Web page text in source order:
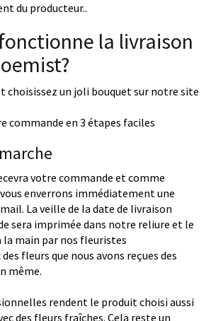
du producteur..
la livraison
choisissez un joli bouquet sur notre site
commande en 3 étapes faciles
votre commande et comme
enverrons immédiatement une
La veille de la date de livraison
sera imprimée dans notre reliure et le
la main par nos fleuristes
fleurs que nous avons reçues des
même.
rendent le produit choisi aussi
des fleurs fraîches. Cela reste un